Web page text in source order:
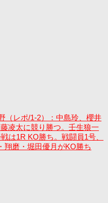
（レポ/1-2）：中島玲、櫻井
凌太に競り勝つ。壬生狼一
は1R KO勝ち。戦闘員1号、
翔磨・堀田優月がKO勝ち